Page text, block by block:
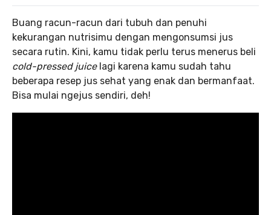
Buang racun-racun dari tubuh dan penuhi
kekurangan nutrisimu dengan mengonsumsi jus
secara rutin. Kini, kamu tidak perlu terus menerus beli
cold-pressed juice lagi karena kamu sudah tahu
beberapa resep jus sehat yang enak dan bermanfaat.
Bisa mulai ngejus sendiri, deh!